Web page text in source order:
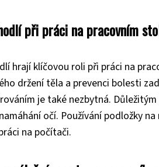
při práci na pracovním
hrají klíčovou roli při práci na
držení těla a prevenci bolesti
je také nezbytná.
očí. Používání podložky
na počítači.